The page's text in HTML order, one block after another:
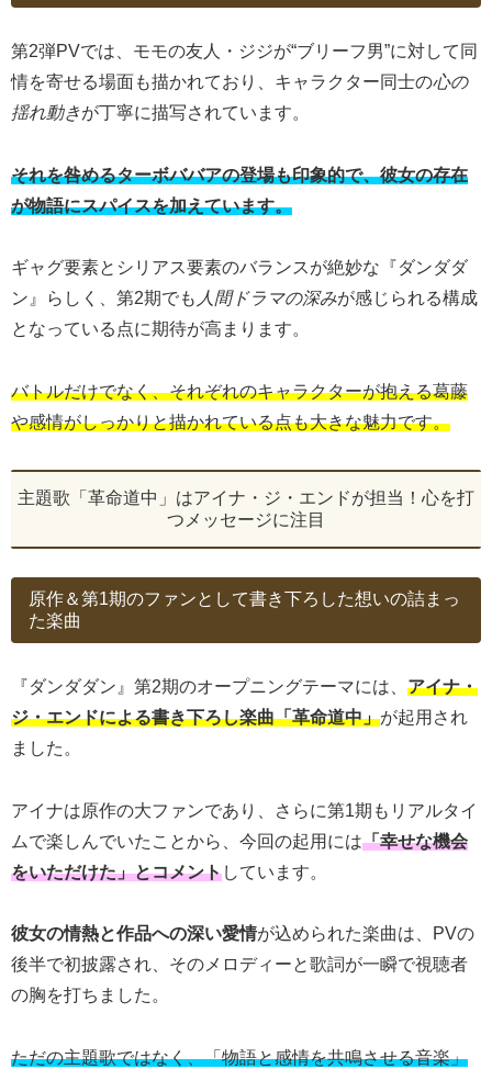
第2弾PVでは、モモの友人・ジジが“ブリーフ男”に対して同
情を寄せる場面も描かれており、キャラクター同士の心の
揺れ動きが丁寧に描写されています。
それを咎めるターボババアの登場も印象的で、彼女の存在
が物語にスパイスを加えています。
ギャグ要素とシリアス要素のバランスが絶妙な『ダンダダ
ン』らしく、第2期でも 人間ドラマの深みが感じられる構成
となっている点に期待が高まります。
バトルだけでなく、それぞれのキャラクターが抱える葛藤
や感情がしっかりと描かれている点も大きな魅力です。
主題歌「革命道中」はアイナ・ジ・エンドが担当！心を打
つメッセージに注目
原作＆第1期のファンとして書き下ろした想いの詰まっ
た楽曲
『ダンダダン』第2期のオープニングテーマには、 アイナ・
ジ・エンドによる書き下ろし楽曲「革命道中」が起用され
ました。
アイナは原作の大ファンであり、さらに第1期もリアルタイ
ムで楽しんでいたことから、今回の起用には「幸せな機会
をいただけた」とコメントしています。
彼女の情熱と作品への深い愛情が込められた楽曲は、PVの
後半で初披露され、そのメロディーと歌詞が一瞬で視聴者
の胸を打ちました。
ただの主題歌ではなく、「物語と感情を共鳴させる音楽」